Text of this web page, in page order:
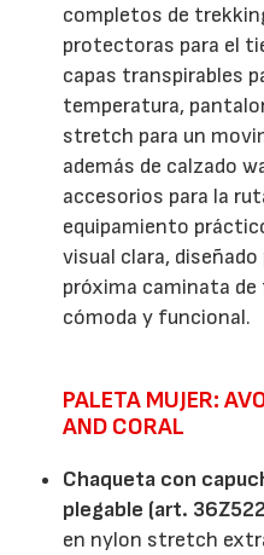
completos de
protectoras para el
capas transpirables
temperatura,
stretch para un
además de calzado
accesorios para la
equipamiento
visual clara, diseñado
próxima caminata
cómoda y funcional.
PALETA MUJER:
AND CORAL
Chaqueta con
plegable (art.
en nylon stretch